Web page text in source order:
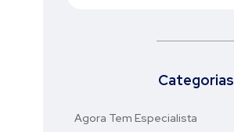
Categorias
Agora Tem Especialista